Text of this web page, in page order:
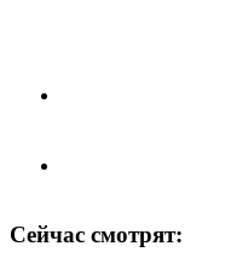
Сейчас смотрят: